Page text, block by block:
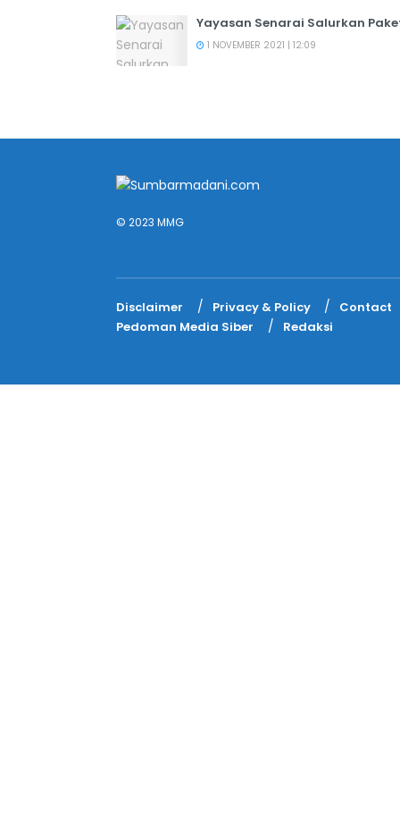
Yayasan Senarai Salurkan
1 NOVEMBER 2021 | 12:09
© 2023 MMG
Disclaimer Privacy & Policy
Contact
Pedoman Media Siber
Redaksi